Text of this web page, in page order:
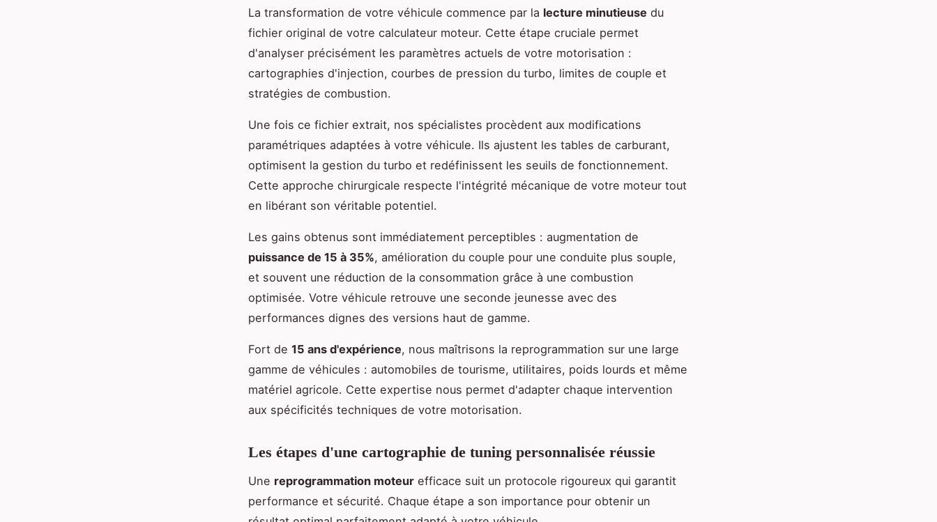
La transformation de votre véhicule commence par la lecture minutieuse du
fichier original de votre calculateur moteur. Cette étape cruciale permet
d'analyser précisément les paramètres actuels de votre motorisation :
cartographies d'injection, courbes de pression du turbo, limites de couple et
stratégies de combustion.
Une fois ce fichier extrait, nos spécialistes procèdent aux modifications
paramétriques adaptées à votre véhicule. Ils ajustent les tables de carburant,
optimisent la gestion du turbo et redéfinissent les seuils de fonctionnement.
Cette approche chirurgicale respecte l'intégrité mécanique de votre moteur tout
en libérant son véritable potentiel.
Les gains obtenus sont immédiatement perceptibles : augmentation de
puissance de 15 à 35%, amélioration du couple pour une conduite plus souple,
et souvent une réduction de la consommation grâce à une combustion
optimisée. Votre véhicule retrouve une seconde jeunesse avec des
performances dignes des versions haut de gamme.
Fort de 15 ans d'expérience, nous maîtrisons la reprogrammation sur une large
gamme de véhicules : automobiles de tourisme, utilitaires, poids lourds et même
matériel agricole. Cette expertise nous permet d'adapter chaque intervention
aux spécificités techniques de votre motorisation.
Les étapes d'une cartographie de tuning personnalisée réussie
Une reprogrammation moteur efficace suit un protocole rigoureux qui garantit
performance et sécurité. Chaque étape a son importance pour obtenir un